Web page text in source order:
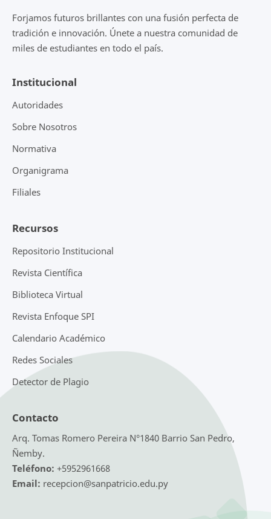
Forjamos futuros brillantes con una fusión perfecta de
tradición e innovación. Únete a nuestra comunidad de
miles de estudiantes en todo el país.
Institucional
Autoridades
Sobre Nosotros
Normativa
Organigrama
Filiales
Recursos
Repositorio Institucional
Revista Científica
Biblioteca Virtual
Revista Enfoque SPI
Calendario Académico
Redes Sociales
Detector de Plagio
Contacto
Arq. Tomas Romero Pereira N°1840 Barrio San Pedro,
Ñemby.
Teléfono: +5952961668
Email: recepcion@sanpatricio.edu.py